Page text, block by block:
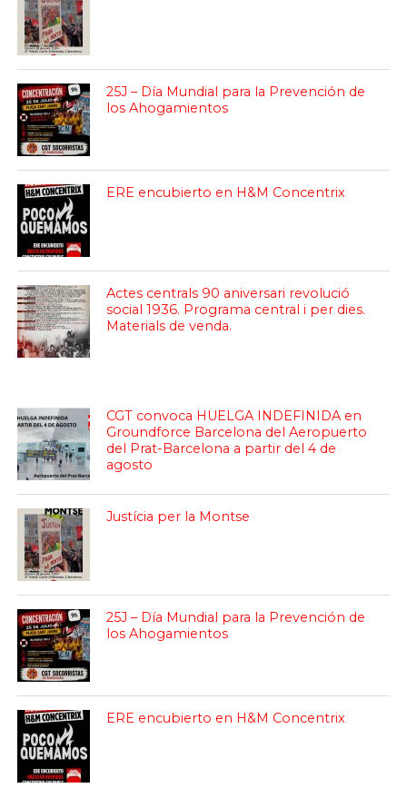
25J – Día Mundial para la Prevención de
los Ahogamientos
ERE encubierto en H&M Concentrix
Actes centrals 90 aniversari revolució
social 1936. Programa central i per dies.
Materials de venda.
CGT convoca HUELGA INDEFINIDA en
Groundforce Barcelona del Aeropuerto
del Prat-Barcelona a partir del 4 de
agosto
Justícia per la Montse
25J – Día Mundial para la Prevención de
los Ahogamientos
ERE encubierto en H&M Concentrix